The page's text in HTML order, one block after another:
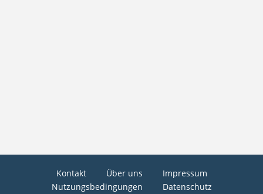
Kontakt Über uns
Impressum
Nutzungsbedingungen
Datenschutz